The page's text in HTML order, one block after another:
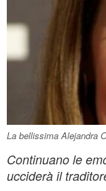
La bellissima Alejandra
Continuano le
ucciderà il